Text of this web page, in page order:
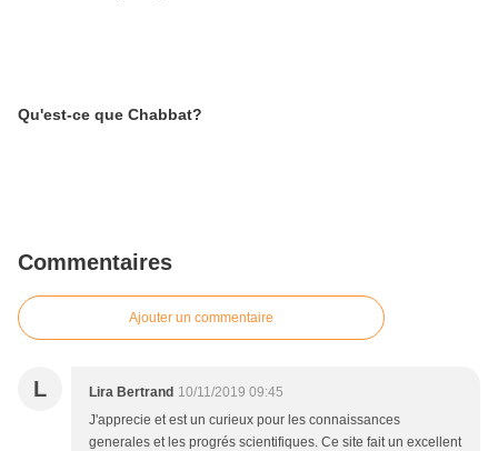
Qu'est-ce que Chabbat?
Commentaires
Ajouter un commentaire
L Lira Bertrand 10/11/2019 09:45
J'apprecie et est un curieux pour les connaissances
generales et les progrés scientifiques. Ce site fait un excellent